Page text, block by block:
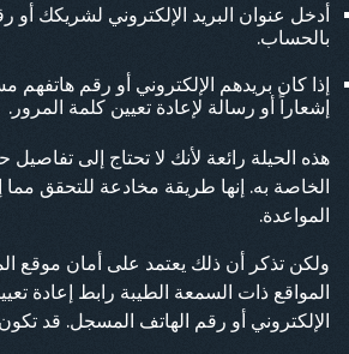
أدخل عنوان البريد الإلكتروني لشريكك أو
بالحساب.
إذا كان بريدهم الإلكتروني أو رقم هاتفهم
إشعاراً أو رسالة لإعادة تعيين كلمة المرور.
هذه الحيلة رائعة لأنك لا تحتاج إلى تفاصيل
الخاصة به. إنها طريقة مخادعة للتحقق مما
المواعدة.
ولكن تذكر أن ذلك يعتمد على أمان موقع
المواقع ذات السمعة الطيبة رابط إعادة
الإلكتروني أو رقم الهاتف المسجل. قد